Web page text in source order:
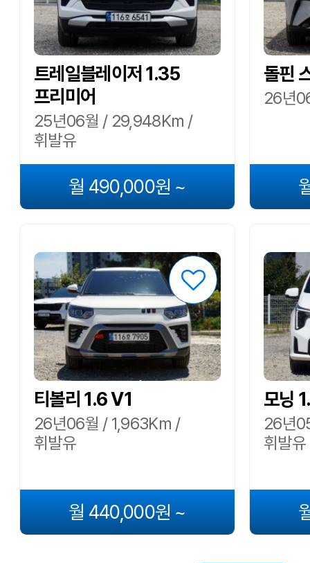
트레일블레이저 1.35
프리미어
25년06월 / 29,948Km /
휘발유
월 490,000원 ~
돌핀
26년
티볼리 1.6 V1
26년06월 / 1,963Km /
휘발유
월 440,000원 ~
모닝
26년
휘발유